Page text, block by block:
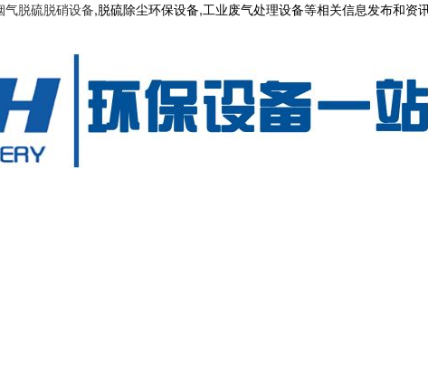
气脱硫脱硝设备,脱硫除尘环保设备,工业废气处理设备等相关信息发布和资